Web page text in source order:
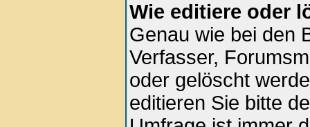
Wie editiere oder
Genau wie bei den
Verfasser,
oder gelöscht
editieren Sie bitte